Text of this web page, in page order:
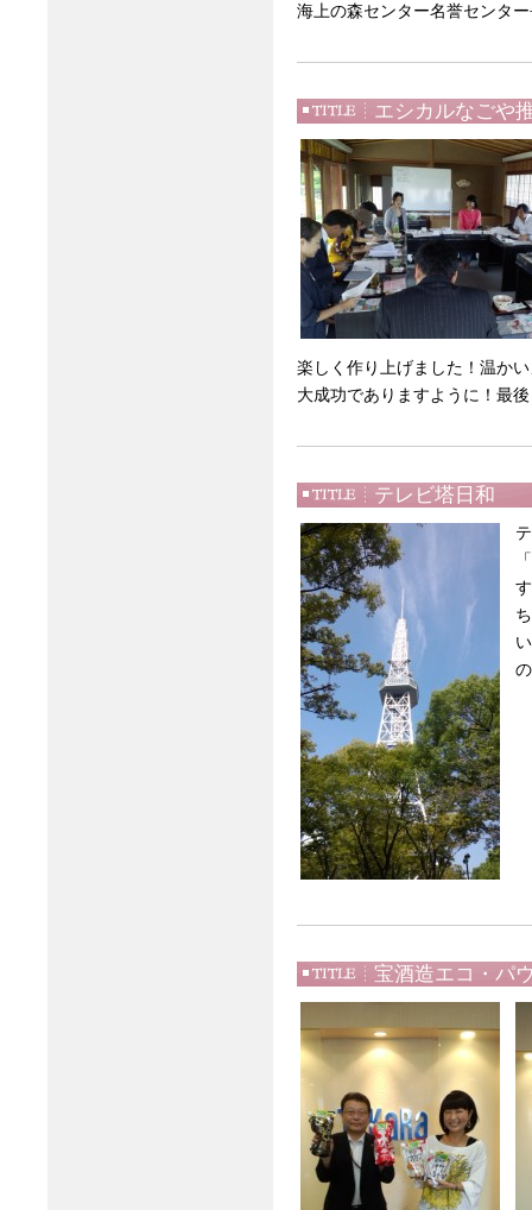
海上の森センター名誉センタ
エシカルなごや
楽しく作り上げました！温か
大成功でありますように！最
テレビ塔日和
宝酒造エコ・パ